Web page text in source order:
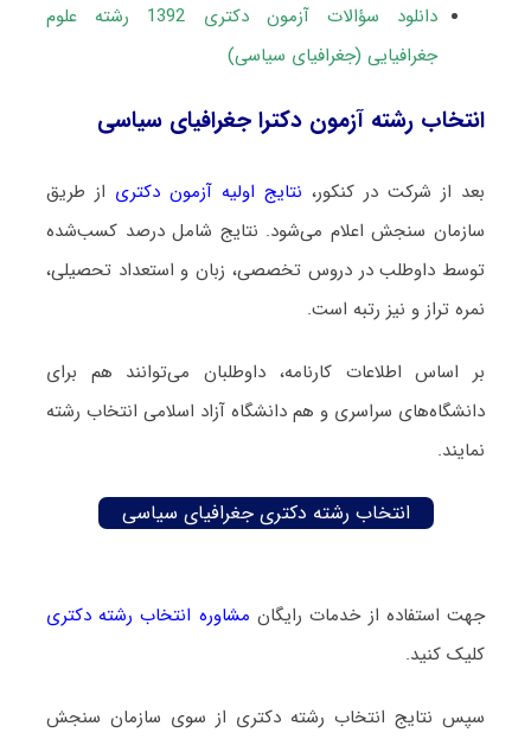
دانلود سؤالات آزمون دکتری 1392 رشته علوم
جغرافیایی (جغرافیای سیاسی)
انتخاب رشته آزمون دکترا جغرافیای سیاسی
بعد از شرکت در کنکور، نتایج اولیه آزمون دکتری از طریق
سازمان سنجش اعلام می‌شود. نتایج شامل درصد کسب‌شده
توسط داوطلب در دروس تخصصی، زبان و استعداد تحصیلی،
نمره تراز و نیز رتبه است.
بر اساس اطلاعات کارنامه، داوطلبان می‌توانند هم برای
دانشگاه‌های سراسری و هم دانشگاه آزاد اسلامی انتخاب رشته
نمایند.
انتخاب رشته دکتری جغرافیای سیاسی
جهت استفاده از خدمات رایگان مشاوره انتخاب رشته دکتری
کلیک کنید.
سپس نتایج انتخاب رشته دکتری از سوی سازمان سنجش